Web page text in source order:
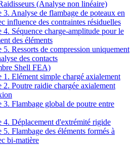
(Analyse non linéaire)
3. Analyse de flambage de poteaux en
influence des contraintes résiduelles
4. Séquence charge-amplitude pour le
des éléments
5. Ressorts de compression uniquement
des contacts
Shell FEA)
1. Elément simple chargé axialement
2. Poutre raidie chargée axialement
3. Flambage global de poutre entre
4. Déplacement d'extrémité rigide
5. Flambage des éléments formés à
bi-matière